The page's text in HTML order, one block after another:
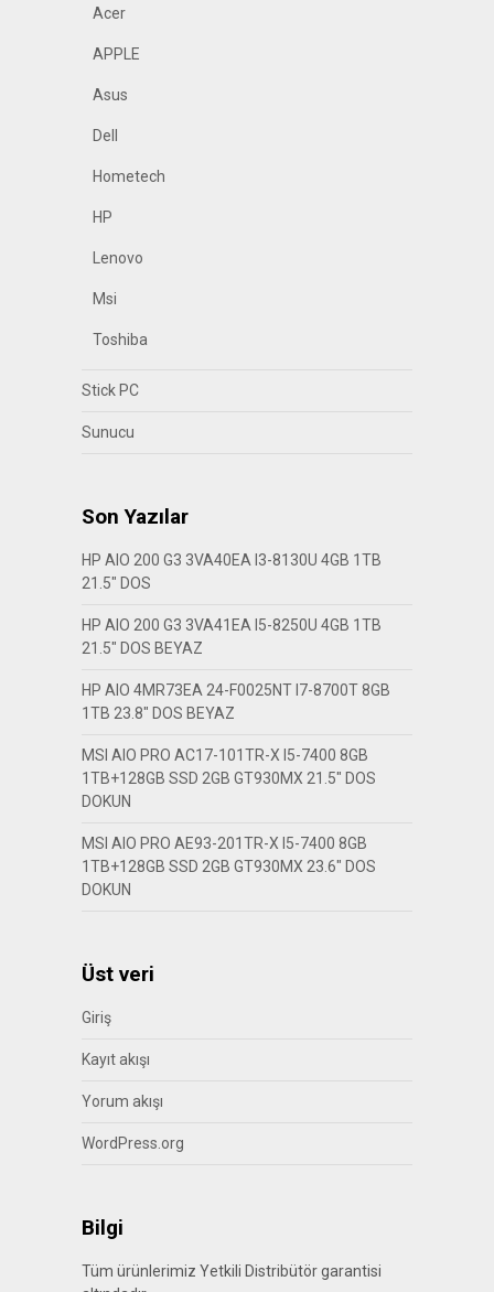
Acer
APPLE
Asus
Dell
Hometech
HP
Lenovo
Msi
Toshiba
Stick PC
Sunucu
Son Yazılar
HP AIO 200 G3 3VA40EA I3-8130U 4GB 1TB
21.5″ DOS
HP AIO 200 G3 3VA41EA I5-8250U 4GB 1TB
21.5″ DOS BEYAZ
HP AIO 4MR73EA 24-F0025NT I7-8700T 8GB
1TB 23.8″ DOS BEYAZ
MSI AIO PRO AC17-101TR-X I5-7400 8GB
1TB+128GB SSD 2GB GT930MX 21.5″ DOS
DOKUN
MSI AIO PRO AE93-201TR-X I5-7400 8GB
1TB+128GB SSD 2GB GT930MX 23.6″ DOS
DOKUN
Üst veri
Giriş
Kayıt akışı
Yorum akışı
WordPress.org
Bilgi
Tüm ürünlerimiz Yetkili Distribütör garantisi